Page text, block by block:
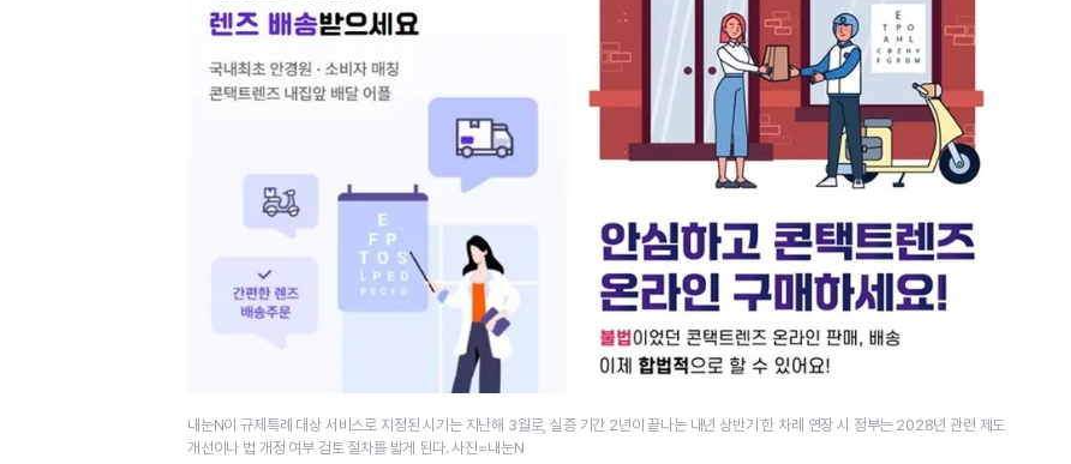
내눈N이 규제특례 대상 서비스로 지정된 시기는 지난해 3월로, 실증 기간 2년이 끝나는 내년 상반기 한 차례 연장 시 정부는 2028년 관련 제도
개선이나 법 개정 여부 검토 절차를 밟게 된다. 사진=내눈N